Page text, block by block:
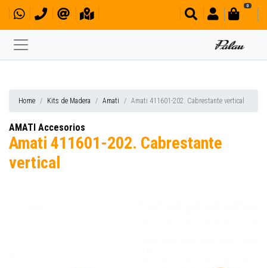
0
Home Kits de Madera Amati Amati 411601-202. Cabrestante vertical
AMATI Accesorios
Amati 411601-202. Cabrestante
vertical